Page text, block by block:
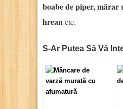
boabe de piper, mărar
hreanetc.
S-Ar Putea Să Vă